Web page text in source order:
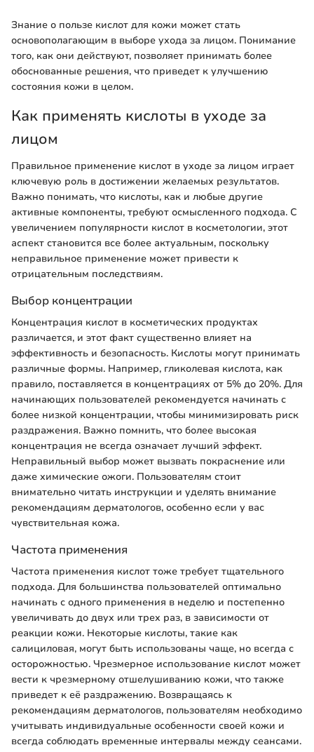
Знание о пользе кислот для кожи может стать
основополагающим в выборе ухода за лицом. Понимание
того, как они действуют, позволяет принимать более
обоснованные решения, что приведет к улучшению
состояния кожи в целом.
Как применять кислоты в уходе за
лицом
Правильное применение кислот в уходе за лицом играет
ключевую роль в достижении желаемых результатов.
Важно понимать, что кислоты, как и любые другие
активные компоненты, требуют осмысленного подхода. С
увеличением популярности кислот в косметологии, этот
аспект становится все более актуальным, поскольку
неправильное применение может привести к
отрицательным последствиям.
Выбор концентрации
Концентрация кислот в косметических продуктах
различается, и этот факт существенно влияет на
эффективность и безопасность. Кислоты могут принимать
различные формы. Например, гликолевая кислота, как
правило, поставляется в концентрациях от 5% до 20%. Для
начинающих пользователей рекомендуется начинать с
более низкой концентрации, чтобы минимизировать риск
раздражения. Важно помнить, что более высокая
концентрация не всегда означает лучший эффект.
Неправильный выбор может вызвать покраснение или
даже химические ожоги. Пользователям стоит
внимательно читать инструкции и уделять внимание
рекомендациям дерматологов, особенно если у вас
чувствительная кожа.
Частота применения
Частота применения кислот тоже требует тщательного
подхода. Для большинства пользователей оптимально
начинать с одного применения в неделю и постепенно
увеличивать до двух или трех раз, в зависимости от
реакции кожи. Некоторые кислоты, такие как
салициловая, могут быть использованы чаще, но всегда с
осторожностью. Чрезмерное использование кислот может
вести к чрезмерному отшелушиванию кожи, что также
приведет к её раздражению. Возвращаясь к
рекомендациям дерматологов, пользователям необходимо
учитывать индивидуальные особенности своей кожи и
всегда соблюдать временные интервалы между сеансами.